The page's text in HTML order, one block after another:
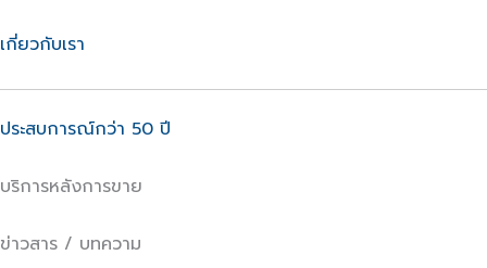
เกี่ยวกับเรา
ประสบการณ์กว่า 50 ปี
บริการหลังการขาย
ข่าวสาร / บทความ